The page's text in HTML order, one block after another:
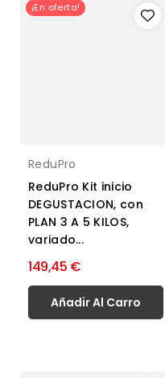
¡En oferta!
ReduPro
ReduPro Kit inicio
DEGUSTACION, con
PLAN 3 A 5 KILOS,
variado...
149,45 €
Añadir Al Carro